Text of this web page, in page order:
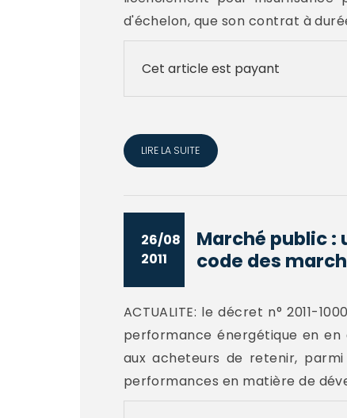
d'échelon, que son contrat à
Cet article est payant
LIRE LA SUITE
26/08
2011
Marché public :
code des
ACTUALITE: le décret n° 2011-
performance énergétique en
aux acheteurs de retenir,
performances en matière de